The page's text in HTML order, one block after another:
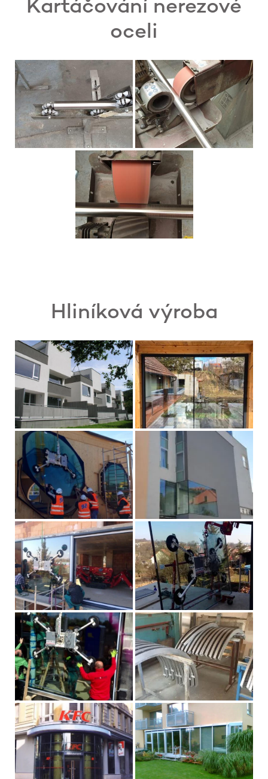
Kartáčování nerezové
oceli
Hliníková výroba